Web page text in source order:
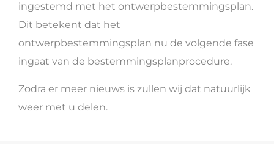
ingestemd met het ontwerpbestemmingsplan.
Dit betekent dat het
ontwerpbestemmingsplan nu de volgende fase
ingaat van de bestemmingsplanprocedure.
Zodra er meer nieuws is zullen wij dat natuurlijk
weer met u delen.